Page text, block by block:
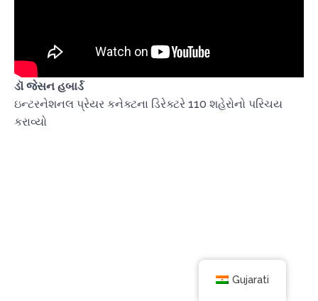
ડૉ જેસન હબાર્ડ
ઇન્ટરનેશનલ પ્રેયર કનેક્ટના ડિરેક્ટરે 110 શહેરોનો પરિચય
કરાવ્યો
Gujarati